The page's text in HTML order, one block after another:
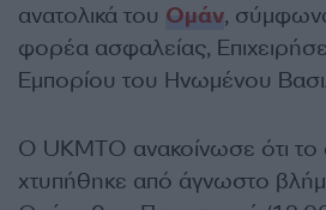
ανατολικά του Ομάν,
φορέα ασφαλείας,
Εμπορίου του Ηνωμένου
Ο UKMTO ανακοίνωσε ότι το
χτυπήθηκε από άγνωστο